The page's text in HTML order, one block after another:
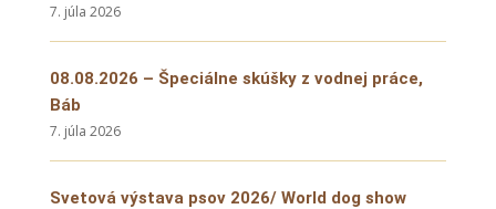
7. júla 2026
08.08.2026 – Špeciálne skúšky z vodnej práce,
Báb
7. júla 2026
Svetová výstava psov 2026/ World dog show